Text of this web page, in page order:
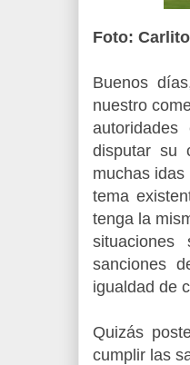
Foto:
Buenos
nuestro
disputar su
muchas
tema
tenga la
sanciones
igualdad de
Quizás
cumplir las